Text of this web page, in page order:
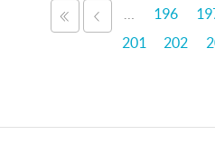
Pages « PREMIER‹ PRÉCÉDENT
196
201
202